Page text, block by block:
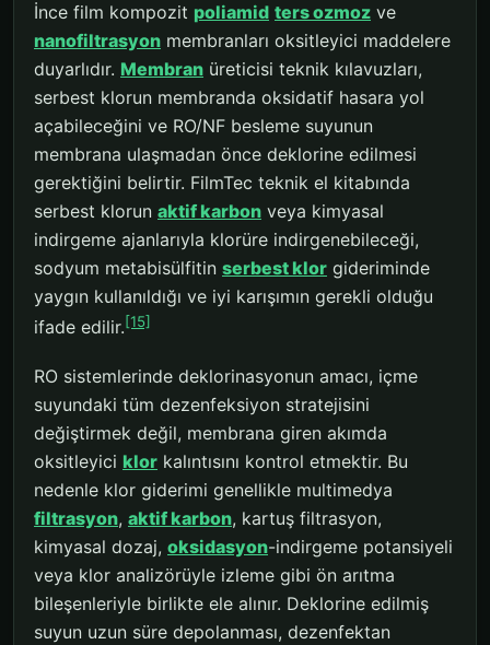
İnce film kompozit poliamid ters ozmoz ve
nanofiltrasyon membranları oksitleyici maddelere
duyarlıdır. Membran üreticisi teknik kılavuzları,
serbest klorun membranda oksidatif hasara yol
açabileceğini ve RO/NF besleme suyunun
membrana ulaşmadan önce deklorine edilmesi
gerektiğini belirtir. FilmTec teknik el kitabında
serbest klorun aktif karbon veya kimyasal
indirgeme ajanlarıyla klorüre indirgenebileceği,
sodyum metabisülfitin serbest klor gideriminde
yaygın kullanıldığı ve iyi karışımın gerekli olduğu
ifade edilir.[15]
RO sistemlerinde deklorinasyonun amacı, içme
suyundaki tüm dezenfeksiyon stratejisini
değiştirmek değil, membrana giren akımda
oksitleyici klor kalıntısını kontrol etmektir. Bu
nedenle klor giderimi genellikle multimedya
filtrasyon, aktif karbon, kartuş filtrasyon,
kimyasal dozaj, oksidasyon-indirgeme potansiyeli
veya klor analizörüyle izleme gibi ön arıtma
bileşenleriyle birlikte ele alınır. Deklorine edilmiş
suyun uzun süre depolanması, dezenfektan